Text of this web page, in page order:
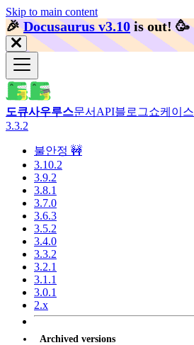
Skip to main content
🎉️Docusaurus v3.10 is out! 🥳️
도큐사우루스문서 API블로그쇼케이스
3.3.2
불안정 🚧
3.10.2
3.9.2
3.8.1
3.7.0
3.6.3
3.5.2
3.4.0
3.3.2
3.2.1
3.1.1
3.0.1
2.x
Archived versions